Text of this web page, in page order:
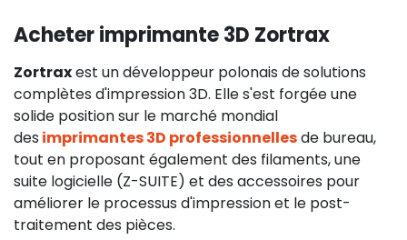
Acheter imprimante 3D Zortrax
Zortraxest un développeur polonais de solutions
complètes d'impression 3D. Elle s'est forgée une
solide position sur le marché mondial
des imprimantes 3D professionnellesde bureau,
tout en proposant également des filaments, une
suite logicielle (Z-SUITE) et des accessoires pour
améliorer le processus d'impression et le post-
traitement des pièces.